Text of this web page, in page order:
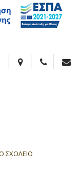
ΣΧΟΛΕΙΟ